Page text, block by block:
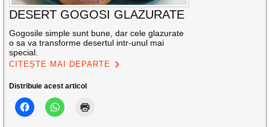
DESERT GOGOSI GLAZURATE
Gogosile simple sunt bune, dar cele glazurate
o sa va transforme desertul intr-unul mai
special.
CITEȘTE MAI DEPARTE
Distribuie acest articol